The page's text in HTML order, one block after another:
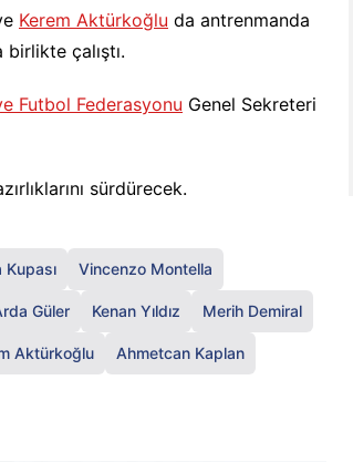
Kerem Aktürkoğlu da antrenmanda
birlikte çalıştı.
Futbol Federasyonu Genel Sekreteri
sürdürecek.
Vincenzo Montella
Güler Kenan Yıldız Merih Demiral
Aktürkoğlu Ahmetcan Kaplan